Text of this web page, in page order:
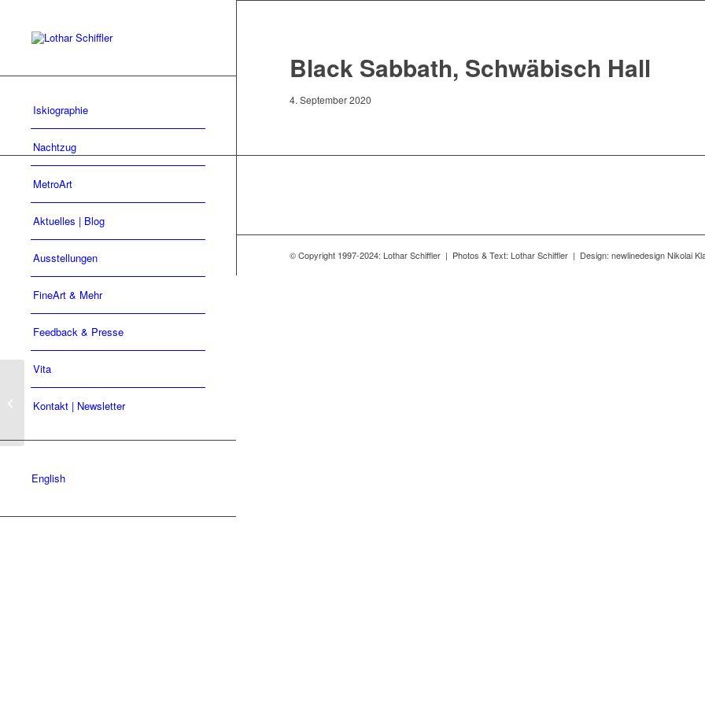
Iskiographie
Nachtzug
MetroArt
Aktuelles | Blog
Ausstellungen
FineArt & Mehr
Feedback & Presse
Vita
Kontakt | Newsletter
English
Black Sabbath, Schwäbisch Hall
4. September 2020
© Copyright 1997-2024: Lothar Schiffler | Photos & Text: Lothar Schiffler | Design: newlinedesign Nikolai
XVIII-3